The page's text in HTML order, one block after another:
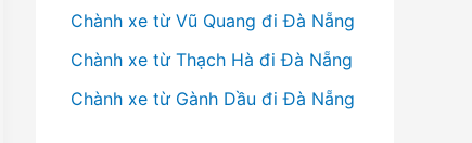
Chành xe từ Vũ Quang đi Đà Nẵng
Chành xe từ Thạch Hà đi Đà Nẵng
Chành xe từ Gành Dầu đi Đà Nẵng